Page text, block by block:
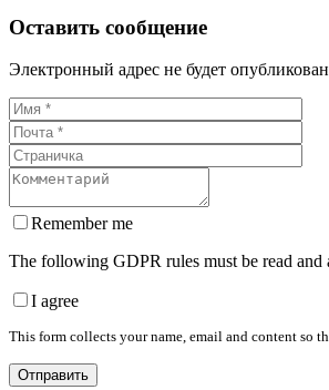
Оставить сообщение
Электронный адрес не будет
Remember me
The following GDPR rules must be read and
I agree
This form collects your name, email and content so